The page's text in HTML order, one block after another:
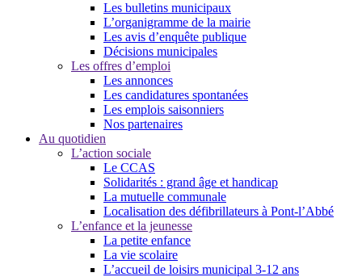
Les bulletins municipaux
L’organigramme de la mairie
Les avis d’enquête publique
Décisions municipales
Les offres d’emploi
Les annonces
Les candidatures spontanées
Les emplois saisonniers
Nos partenaires
Au quotidien
L’action sociale
Le CCAS
Solidarités : grand âge et handicap
La mutuelle communale
Localisation des défibrillateurs à Pont-l’Abbé
L’enfance et la jeunesse
La petite enfance
La vie scolaire
L’accueil de loisirs municipal 3-12 ans